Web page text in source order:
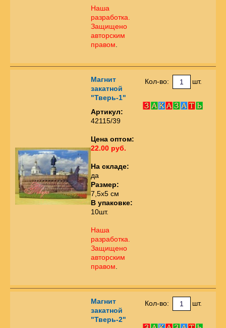
Наша
разработка.
Защищено
авторским
правом
Магнит
закатной
"Тверь-1"
Артикул:
42115/39
Цена оптом:
22.00 руб.
На складе:
да
Размер:
7,5х5 см
В упаковке:
10шт.
Наша
разработка.
Защищено
авторским
правом
Кол-во: шт.
Магнит
закатной
"Тверь-2"
Кол-во: шт.